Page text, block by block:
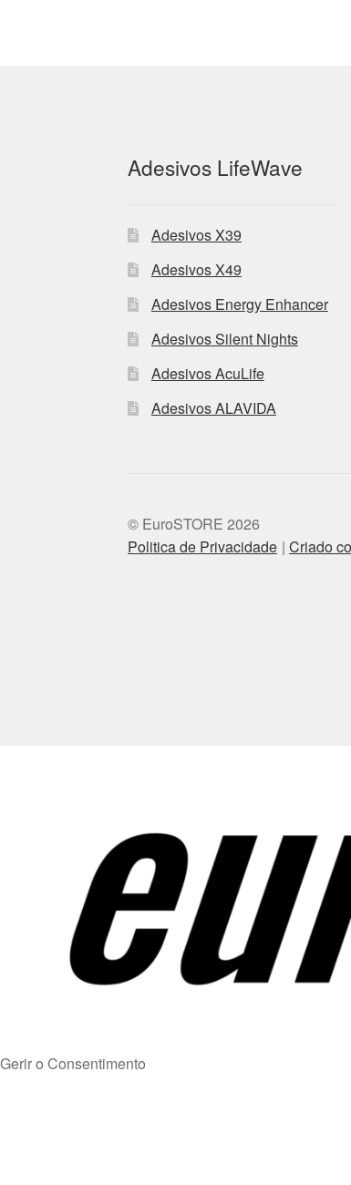
Adesivos LifeWave
Adesivos X39
Adesivos X49
Adesivos Energy Enhancer
Adesivos Silent Nights
Adesivos AcuLife
Adesivos ALAVIDA
© EuroSTORE 2026
Politica de Privacidade Criado
Gerir o Consentimento